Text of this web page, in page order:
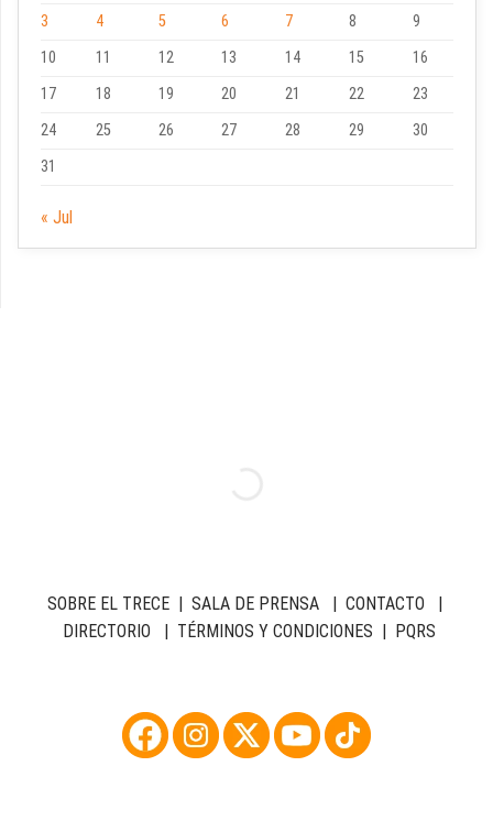
3
4 5 6 7 8
9
10
11 12 13 14 15
16
17
18 19 20 21 22
23
24
25 26 27 28 29
30
31
« Jul
SOBRE EL TRECE| SALA DE PRENSA| CONTACTO
DIRECTORIO
TÉRMINOS Y CONDICIONES PQRS